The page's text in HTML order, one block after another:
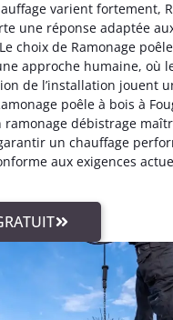
varient fortement,
une réponse adaptée
choix de Ramonage
approche humaine, où
de l’installation jouent
poêle à bois à
débistrage
un chauffage
aux exigences